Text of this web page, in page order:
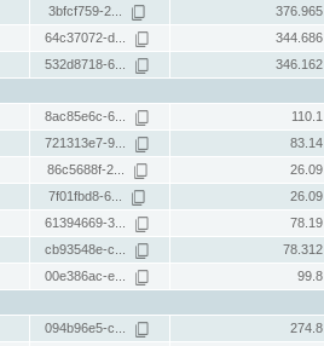
3bfcf759-2... 376.965
64c37072-d... 344.686
532d8718-6... 346.162
8ac85e6c-6... 110.1
721313e7-9... 83.14
86c5688f-2... 26.09
7f01fbd8-6... 26.09
61394669-3... 78.19
cb93548e-c... 78.312
00e386ac-e... 99.8
094b96e5-c... 274.8